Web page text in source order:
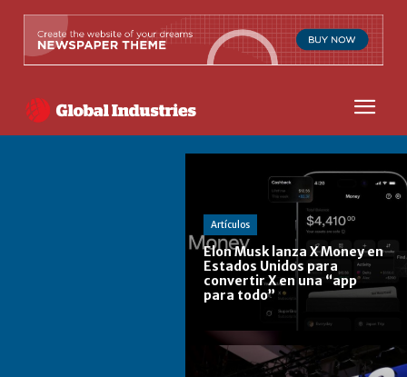
Artículos
Elon Musk lanza X Money en
Estados Unidos para
convertir X en una “app
para todo”